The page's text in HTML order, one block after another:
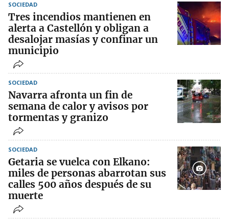
SOCIEDAD
Tres incendios mantienen en
alerta a Castellón y obligan a
desalojar masías y confinar un
municipio
SOCIEDAD
Navarra afronta un fin de
semana de calor y avisos por
tormentas y granizo
SOCIEDAD
Getaria se vuelca con Elkano:
miles de personas abarrotan sus
calles 500 años después de su
muerte